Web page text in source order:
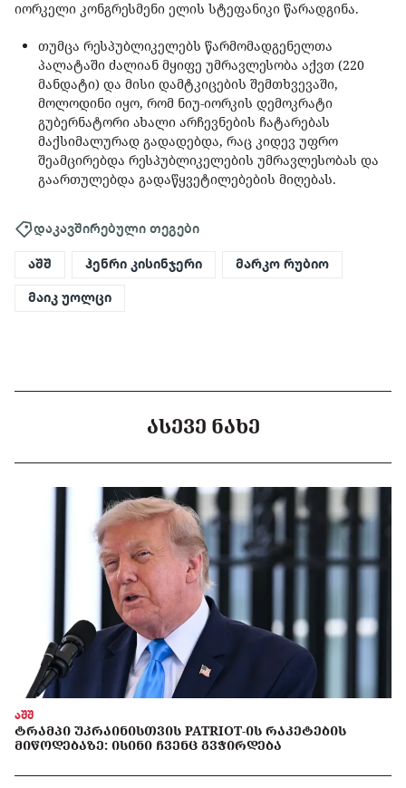
იორკელი კონგრესმენი ელის სტეფანიკი წარადგინა.
თუმცა რესპუბლიკელებს წარმომადგენელთა
პალატაში ძალიან მყიფე უმრავლესობა აქვთ (220
მანდატი) და მისი დამტკიცების შემთხვევაში,
მოლოდინი იყო, რომ ნიუ-იორკის დემოკრატი
გუბერნატორი ახალი არჩევნების ჩატარებას
მაქსიმალურად გადადებდა, რაც კიდევ უფრო
შეამცირებდა რესპუბლიკელების უმრავლესობას და
გაართულებდა გადაწყვეტილებების მიღებას.
დაკავშირებული თეგები
აშშ ჰენრი კისინჯერი მარკო რუბიო
მაიკ უოლცი
ᲐᲡᲔᲕᲔ ᲜᲐᲮᲔ
აშშ
ᲢᲠᲐᲛᲞᲘ ᲣᲙᲠᲐᲘᲜᲘᲡᲗᲕᲘᲡ PATRIOT-ᲘᲡ ᲠᲐᲙᲔᲢᲔᲑᲘᲡ
ᲛᲘᲬᲝᲓᲔᲑᲐᲖᲔ: ᲘᲡᲘᲜᲘ ᲩᲕᲔᲜᲪ ᲒᲕᲭᲘᲠᲓᲔᲑᲐ